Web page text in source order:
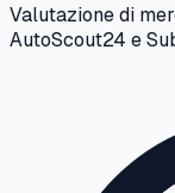
Valutazione di
AutoScout24 e